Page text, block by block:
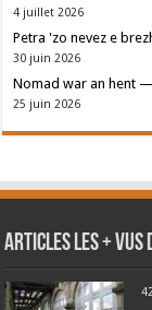
4 juillet 2026
Petra 'zo nevez e
30 juin 2026
Nomad war an hent
25 juin 2026
Articles les + vus